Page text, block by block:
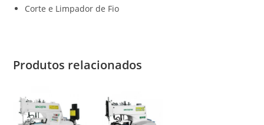
Corte e Limpador de Fio
Produtos relacionados